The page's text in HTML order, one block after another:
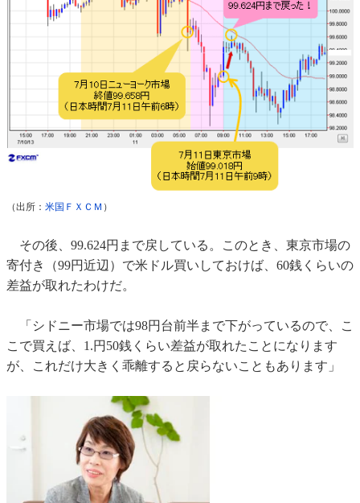
（出所： 米国ＦＸＣＭ ）
その後、99.624円まで戻している。このとき、東京市場の
寄付き（99円近辺）で米ドル買いしておけば、60銭くらいの
差益が取れたわけだ。
「シドニー市場では98円台前半まで下がっているので、こ
こで買えば、1.円50銭くらい差益が取れたことになります
が、これだけ大きく乖離すると戻らないこともあります」